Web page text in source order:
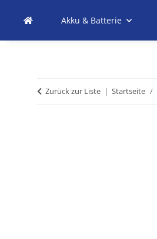
Akku & Batterie
Zurück zur Liste Startseite